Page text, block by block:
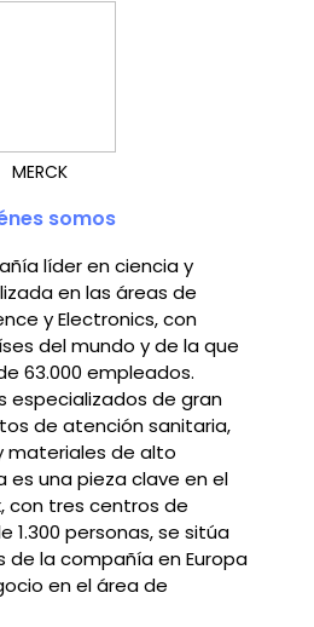
MERCK
somos
líder en ciencia y
en las áreas de
y Electronics, con
del mundo y de la que
63.000 empleados.
especializados de gran
de atención sanitaria,
materiales de alto
es una pieza clave en el
con tres centros de
1.300 personas, se sitúa
la compañía en Europa
en el área de